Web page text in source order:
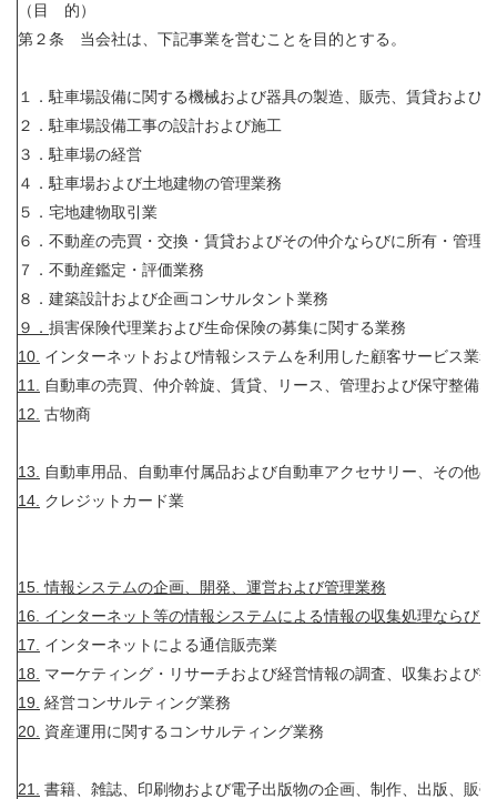
（目 的）
第２条 当会社は、下記事業を営むことを目的とする。
１．駐車場設備に関する機械および器具の製造、販売、賃貸および
２．駐車場設備工事の設計および施工
３．駐車場の経営
４．駐車場および土地建物の管理業務
５．宅地建物取引業
６．不動産の売買・交換・賃貸およびその仲介ならびに所有・管理
７．不動産鑑定・評価業務
８．建築設計および企画コンサルタント業務
９． 損害保険代理業および生命保険の募集に関する業務
10. インターネットおよび情報システムを利用した顧客サービス業務
11.
自動車の売買、仲介斡旋、賃貸、リース、管理および保守整備
12. 古物商
13.
自動車用品、自動車付属品および自動車アクセサリー、その他
14. クレジットカード業
15. 情報システムの企画、開発、運営および管理業務
16. インターネット等の情報システムによる情報の収集処理ならび
17.
インターネットによる通信販売業
18.
マーケティング・リサーチおよび経営情報の調査、収集および
19. 経営コンサルティング業務
20. 資産運用に関するコンサルティング業務
21. 書籍、雑誌、印刷物および電子出版物の企画、制作、出版、販売